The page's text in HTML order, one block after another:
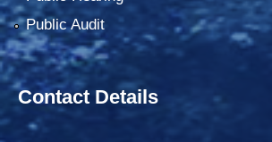
Public Audit
Contact Details